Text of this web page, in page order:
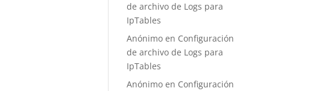
de archivo de Logs para
IpTables
Anónimo en Configuración
de archivo de Logs para
IpTables
Anónimo en Configuración